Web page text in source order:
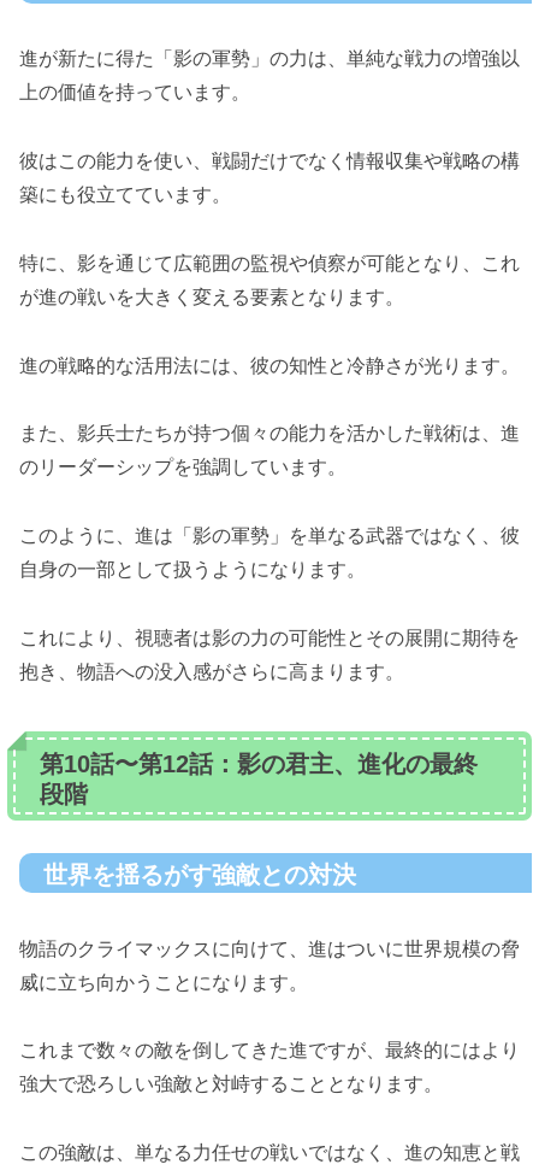
進が新たに得た「影の軍勢」の力は、単純な戦力の増強以
上の価値を持っています。
彼はこの能力を使い、戦闘だけでなく情報収集や戦略の構
築にも役立てています。
特に、影を通じて広範囲の監視や偵察が可能となり、これ
が進の戦いを大きく変える要素となります。
進の戦略的な活用法には、彼の知性と冷静さが光ります。
また、影兵士たちが持つ個々の能力を活かした戦術は、進
のリーダーシップを強調しています。
このように、進は「影の軍勢」を単なる武器ではなく、彼
自身の一部として扱うようになります。
これにより、視聴者は影の力の可能性とその展開に期待を
抱き、物語への没入感がさらに高まります。
第10話〜第12話：影の君主、進化の最終
段階
世界を揺るがす強敵との対決
物語のクライマックスに向けて、進はついに世界規模の脅
威に立ち向かうことになります。
これまで数々の敵を倒してきた進ですが、最終的にはより
強大で恐ろしい強敵と対峙することとなります。
この強敵は、単なる力任せの戦いではなく、進の知恵と戦